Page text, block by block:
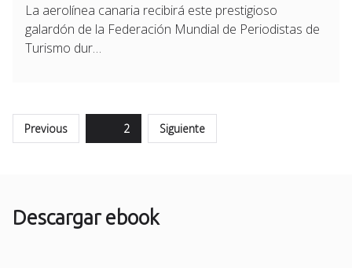
La aerolínea canaria recibirá este prestigioso
galardón de la Federación Mundial de Periodistas de
Turismo dur…
Paginación
de
Previous Page2 Siguiente
Descargar ebook